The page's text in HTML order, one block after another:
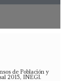
de Población y
2015, INEGI.